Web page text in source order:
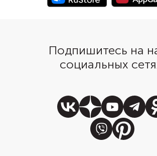
Подпишитесь на
социальных